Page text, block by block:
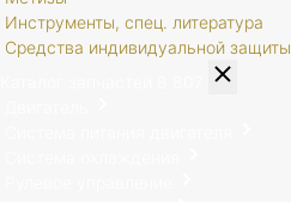
Инструменты, спец. литература
Средства индивидуальной защиты